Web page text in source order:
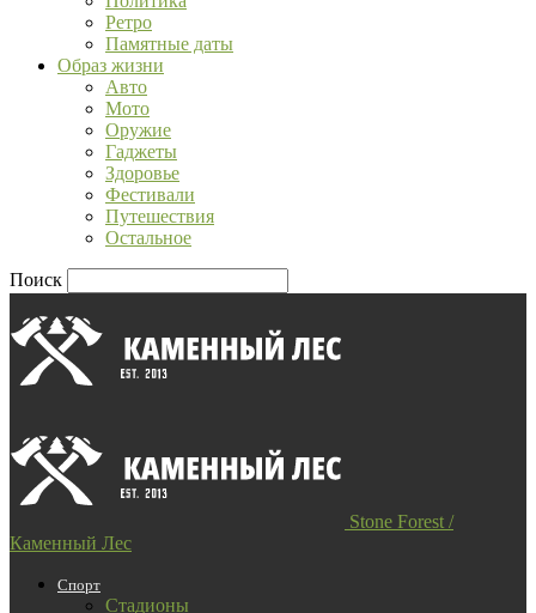
Ретро
Памятные даты
Образ жизни
Авто
Мото
Оружие
Гаджеты
Здоровье
Фестивали
Путешествия
Остальное
Поиск
Stone Forest /
Каменный Лес
Спорт
Стадионы